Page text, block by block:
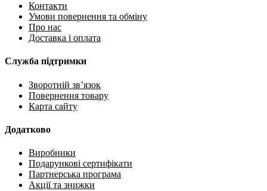
Контакти
Умови повернення та обміну
Про нас
Доставка і оплата
Служба підтримки
Зворотній зв’язок
Повернення товару
Карта сайту
Додатково
Виробники
Подарункові сертифікати
Партнерська програма
Акції та знижки